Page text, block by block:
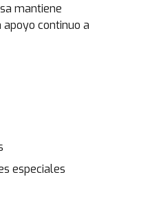
mantiene
continuo a
especiales